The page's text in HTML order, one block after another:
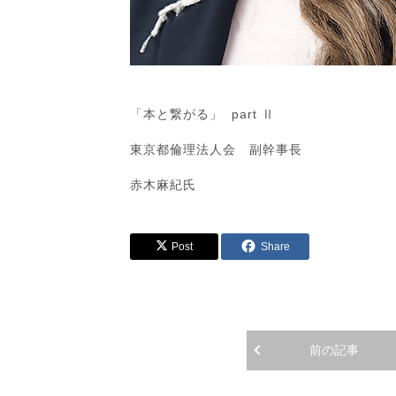
「本と繋がる」 part Ⅱ
東京都倫理法人会 副幹事長
赤木麻紀氏
Post Share
前の記事